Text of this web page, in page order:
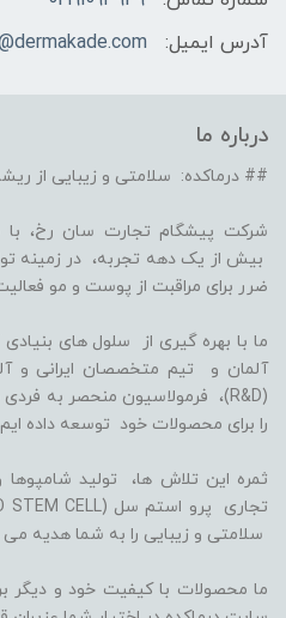
آدرس ایمیل:
درباره ما
## درماکده: سلامتی و زیبایی از
شرکت پیشگام تجارت سان رخ، با
بیش از یک دهه تجربه، در زمینه
ضرر برای مراقبت از پوست و مو
آلمان و تیم متخصصان ایرانی و
را برای محصولات خود توسعه داده
ثمره این تلاش ها، تولید
تجاری پرو استم سل (PRO STEM CELL) و
سلامتی و زیبایی را به شما هدیه
ما محصولات با کیفیت خود و دیگر